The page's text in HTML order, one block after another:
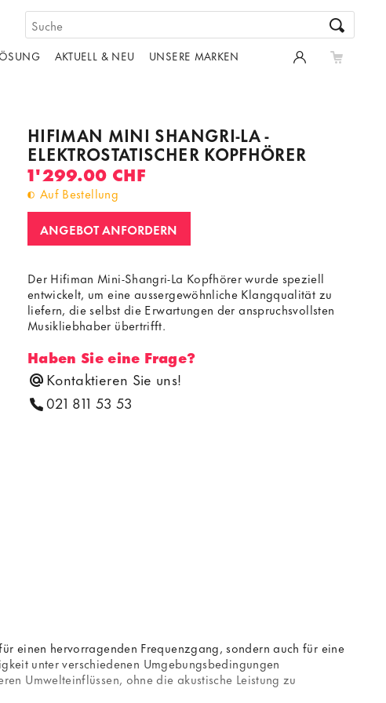
AKTUELL & NEU UNSERE MARKEN
HIFIMAN MINI SHANGRI-LA -
ELEKTROSTATISCHER KOPFHÖRER
1'299.00 CHF
Auf Bestellung
ANGEBOT ANFORDERN
Der Hifiman Mini-Shangri-La Kopfhörer wurde speziell
entwickelt, um eine aussergewöhnliche Klangqualität zu
liefern, die selbst die Erwartungen der anspruchsvollsten
Musikliebhaber übertrifft.
Haben Sie eine Frage?
Kontaktieren Sie uns!
021 811 53 53
einen hervorragenden Frequenzgang, sondern auch für eine
unter verschiedenen Umgebungsbedingungen
Umwelteinflüssen, ohne die akustische Leistung zu